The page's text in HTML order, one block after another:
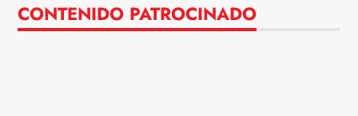
CONTENIDO PATROCINADO